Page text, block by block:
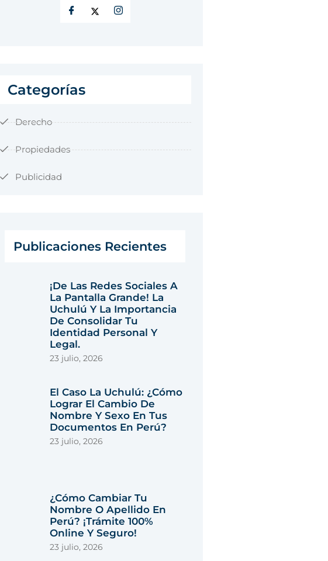
Categorías
Derecho
Propiedades
Publicidad
Publicaciones Recientes
¡De Las Redes Sociales A
La Pantalla Grande! La
Uchulú Y La Importancia
De Consolidar Tu
Identidad Personal Y
Legal.
23 julio, 2026
El Caso La Uchulú: ¿Cómo
Lograr El Cambio De
Nombre Y Sexo En Tus
Documentos En Perú?
23 julio, 2026
¿Cómo Cambiar Tu
Nombre O Apellido En
Perú? ¡Trámite 100%
Online Y Seguro!
23 julio, 2026